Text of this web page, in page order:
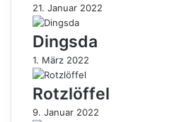
21. Januar 2022
Dingsda
1. März 2022
Rotzlöffel
9. Januar 2022